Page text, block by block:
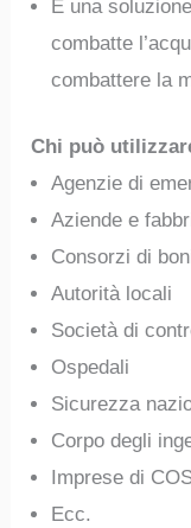
È una
combatte
combattere la
Chi può
Agenzie di
Aziende e
Consorzi di
Autorità locali
Società di
Ospedali
Sicurezza
Corpo degli
Imprese di
Ecc.